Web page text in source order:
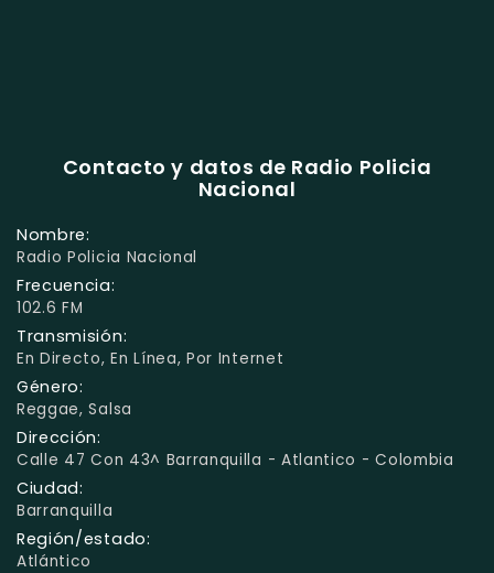
Contacto y datos de Radio Policia
Nacional
Nombre:
Radio Policia Nacional
Frecuencia:
102.6 FM
Transmisión:
En Directo, En Línea, Por Internet
Género:
Reggae, Salsa
Dirección:
Calle 47 Con 43^ Barranquilla - Atlantico - Colombia
Ciudad:
Barranquilla
Región/estado:
Atlántico